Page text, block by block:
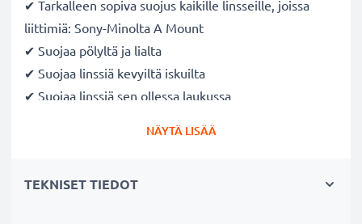
✔ Tarkalleen sopiva suojus kaikille linsseille, joissa
liittimiä: Sony-Minolta A Mount
✔ Suojaa pölyltä ja lialta
✔ Suojaa linssiä kevyiltä iskuilta
✔ Suojaa linssiä sen ollessa laukussa
NÄYTÄ LISÄÄ
TEKNISET TIEDOT